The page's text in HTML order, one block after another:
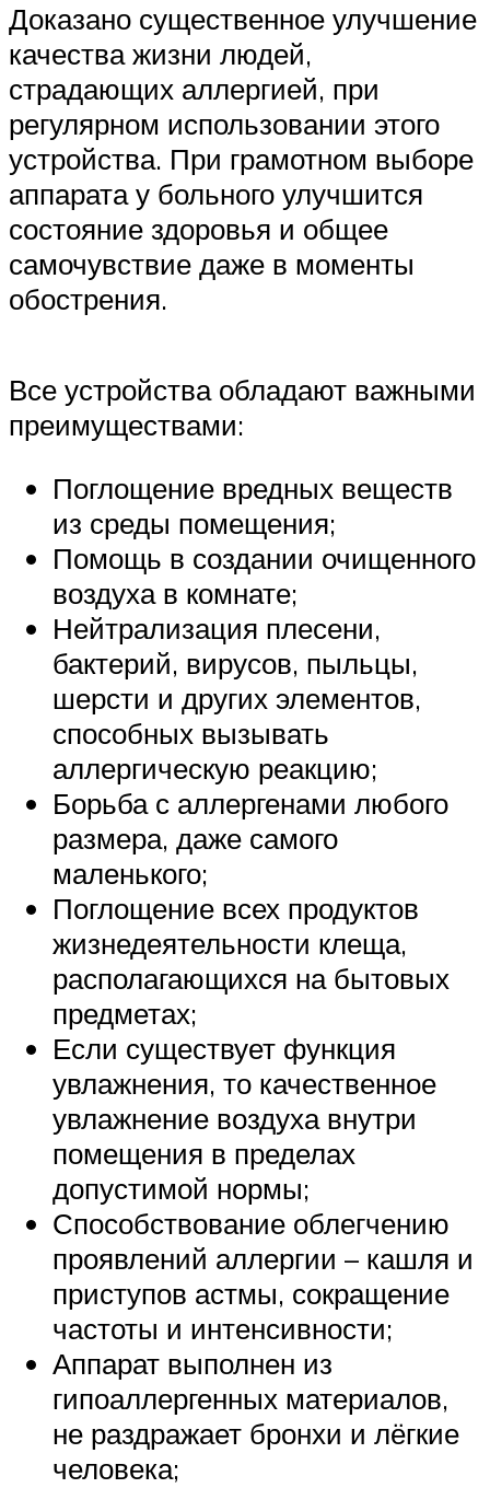
Доказано существенное улучшение
качества жизни людей,
страдающих аллергией, при
регулярном использовании этого
устройства. При грамотном выборе
аппарата у больного улучшится
состояние здоровья и общее
самочувствие даже в моменты
обострения.
Все устройства обладают важными
преимуществами:
Поглощение вредных веществ
из среды помещения;
Помощь в создании очищенного
воздуха в комнате;
Нейтрализация плесени,
бактерий, вирусов, пыльцы,
шерсти и других элементов,
способных вызывать
аллергическую реакцию;
Борьба с аллергенами любого
размера, даже самого
маленького;
Поглощение всех продуктов
жизнедеятельности клеща,
располагающихся на бытовых
предметах;
Если существует функция
увлажнения, то качественное
увлажнение воздуха внутри
помещения в пределах
допустимой нормы;
Способствование облегчению
проявлений аллергии – кашля и
приступов астмы, сокращение
частоты и интенсивности;
Аппарат выполнен из
гипоаллергенных материалов,
не раздражает бронхи и лёгкие
человека;